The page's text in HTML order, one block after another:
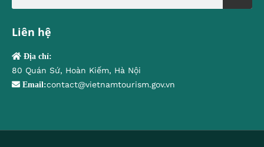
Liên hệ
Địa chỉ:
80 Quán Sứ, Hoàn Kiếm, Hà Nội
Email:contact@vietnamtourism.gov.vn